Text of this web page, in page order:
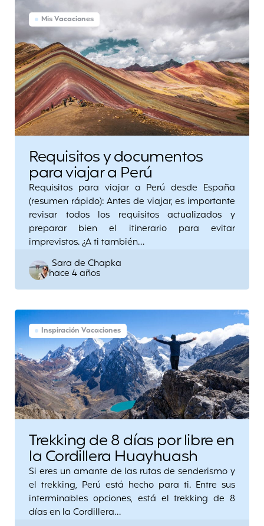
Mis Vacaciones
Requisitos y documentos
para viajar a Perú
Requisitos para viajar a Perú desde España
(resumen rápido): Antes de viajar, es importante
revisar todos los requisitos actualizados y
preparar bien el itinerario para evitar
imprevistos. ¿A ti también…
Posted
by
Sara de Chapka
hace 4 años
Inspiración Vacaciones
Trekking de 8 días por libre en
la Cordillera Huayhuash
Si eres un amante de las rutas de senderismo y
el trekking, Perú está hecho para ti. Entre sus
interminables opciones, está el trekking de 8
días en la Cordillera…